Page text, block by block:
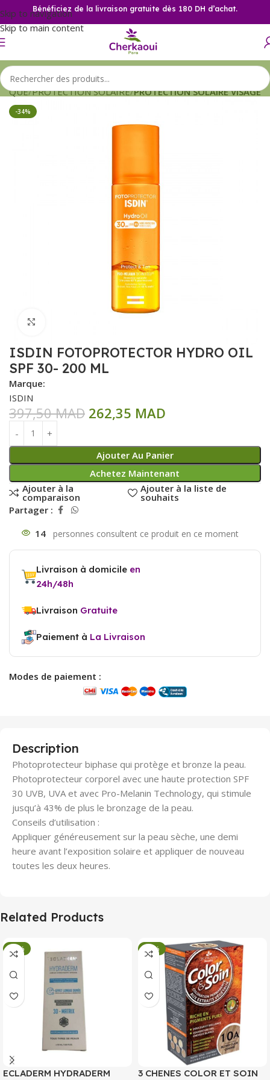
Skip to navigation
Skip to main content
Bénéficiez de la livraison gratuite dès 180 DH d’achat.
PROTECTION SOLAIRE PROTECTION SOLAIRE VISAGE
-34%
ISDIN FOTOPROTECTOR HYDRO OIL
SPF 30- 200 ML
Marque:
ISDIN
397,50MAD 262,35 MAD
Ajouter Au Panier
Achetez Maintenant
Ajouter à la
comparaison
Ajouter à la liste de
souhaits
Partager :
14
Livraison à domicile en
24h/48h
Livraison Gratuite
Paiement à La Livraison
Modes de paiement :
Description
Photoprotecteur biphase qui protège et bronze la peau.
Photoprotecteur corporel avec une haute protection SPF
30 UVB, UVA et avec Pro-Melanin Technology, qui stimule
jusqu’à 43% de plus le bronzage de la peau.
Conseils d’utilisation :
Appliquer généreusement sur la peau sèche, une demi
heure avant l’exposition solaire et appliquer de nouveau
toutes les deux heures.
Related Products
-34%
ECLADERM HYDRADERM
-34%
3 CHENES COLOR ET SOIN